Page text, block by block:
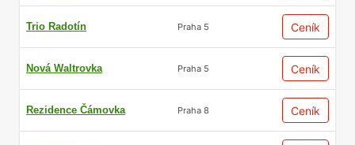
Trio Radotín Praha 5 Ceník
Nová Waltrovka Praha 5 Ceník
Rezidence Čámovka Praha 8 Ceník